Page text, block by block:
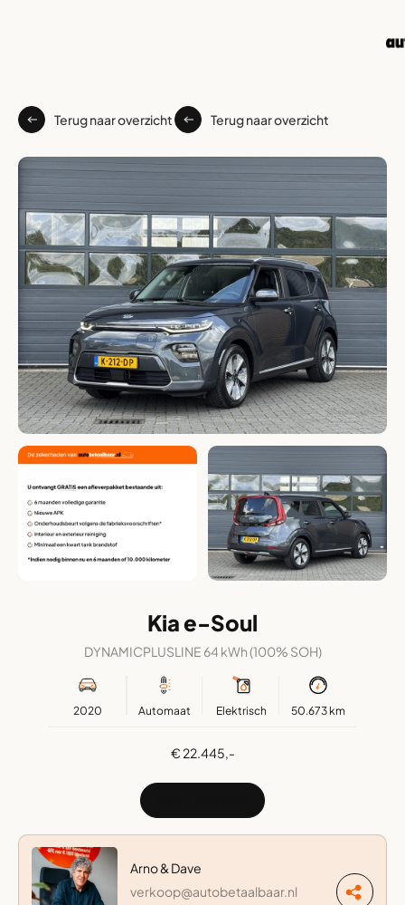
Terug naar overzicht Terug naar overzicht
Kia e-Soul
DYNAMICPLUSLINE 64 kWh (100% SOH)
2020 Automaat Elektrisch 50.673 km
€ 22.445,-
Arno & Dave
verkoop@autobetaalbaar.nl